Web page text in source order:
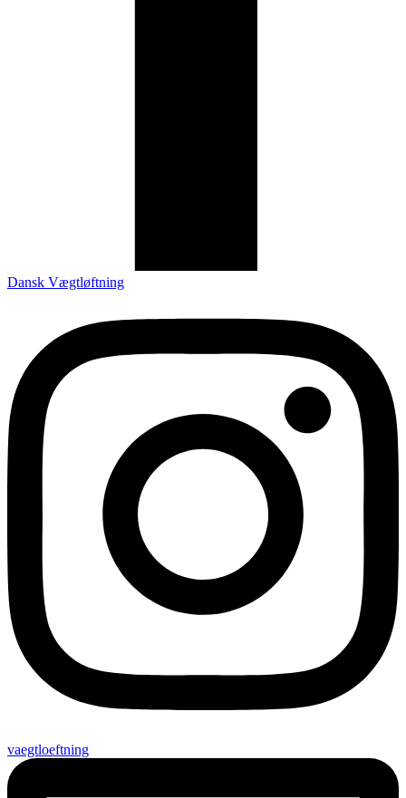
Dansk Vægtløftning
vaegtloeftning